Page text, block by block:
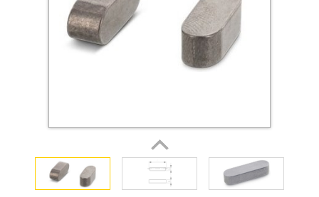
Инструмент
Крюки, кольца с метрической резьбой
Оснастка и аксессуары для яхт